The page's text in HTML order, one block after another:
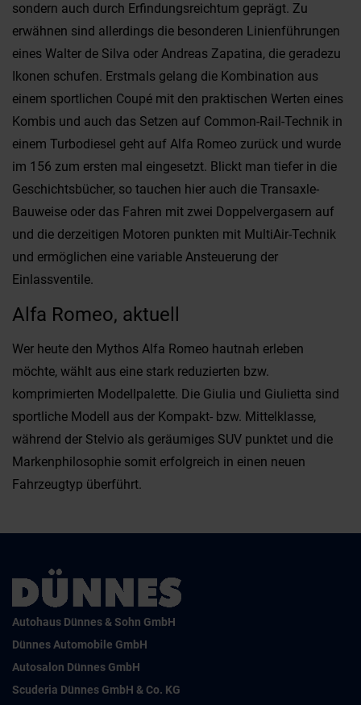
sondern auch durch Erfindungsreichtum geprägt. Zu
erwähnen sind allerdings die besonderen Linienführungen
eines Walter de Silva oder Andreas Zapatina, die geradezu
Ikonen schufen. Erstmals gelang die Kombination aus
einem sportlichen Coupé mit den praktischen Werten eines
Kombis und auch das Setzen auf Common-Rail-Technik in
einem Turbodiesel geht auf Alfa Romeo zurück und wurde
im 156 zum ersten mal eingesetzt. Blickt man tiefer in die
Geschichtsbücher, so tauchen hier auch die Transaxle-
Bauweise oder das Fahren mit zwei Doppelvergasern auf
und die derzeitigen Motoren punkten mit MultiAir-Technik
und ermöglichen eine variable Ansteuerung der
Einlassventile.
Alfa Romeo, aktuell
Wer heute den Mythos Alfa Romeo hautnah erleben
möchte, wählt aus eine stark reduzierten bzw.
komprimierten Modellpalette. Die Giulia und Giulietta sind
sportliche Modell aus der Kompakt- bzw. Mittelklasse,
während der Stelvio als geräumiges SUV punktet und die
Markenphilosophie somit erfolgreich in einen neuen
Fahrzeugtyp überführt.
Autohaus Dünnes & Sohn GmbH
Dünnes Automobile GmbH
Autosalon Dünnes GmbH
Scuderia Dünnes GmbH & Co. KG